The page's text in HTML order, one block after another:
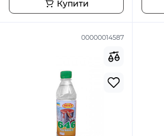
Купити
00000014587